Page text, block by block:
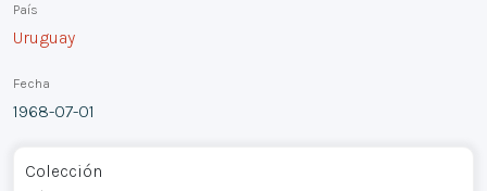
País
Uruguay
Fecha
1968-07-01
Colección